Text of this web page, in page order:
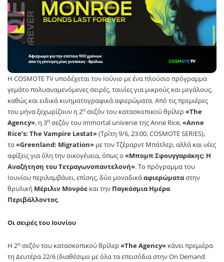
Η COSMOTE TV υποδέχεται τον Ιούνιο με ένα πλούσιο πρόγραμμα
γεμάτο πολυαναμενόμενες σειρές, ταινίες για μικρούς και μεγάλους,
καθώς και ειδικά κινηματογραφικά αφιερώματα. Από τις πρεμιέρες
του μήνα ξεχωρίζουν η 2η σεζόν του κατασκοπικού θρίλερ «The
Agency», η 3η σεζόν του immortal universe της Anne Rice,«Anne
Rice’s: The Vampire Lestat»(Τρίτη 9/6, 23:00, COSMOTE SERIES),
το «Greenland: Migration» με τον Τζέραρντ Μπάτλερ, αλλά και νέες
αφίξεις για όλη την οικογένεια, όπως ο «Μπομπ Σφουγγαράκης: Η
Αναζήτηση τουΤετραγωνοπαντελονή». Το πρόγραμμα του
Ιουνίου περιλαμβάνει, επίσης, δύο μοναδικάαφιερώματαστην
θρυλική Μέριλιν Μονρόε και την Παγκόσμια Ημέρα
Περιβάλλοντος.
Οι σειρές του Ιουνίου
Η 2η σεζόν του κατασκοπικού θρίλερ «The Agency» κάνει πρεμιέρα
τη Δευτέρα 22/6 (διαθέσιμο με όλα τα επεισόδια στην On Demand